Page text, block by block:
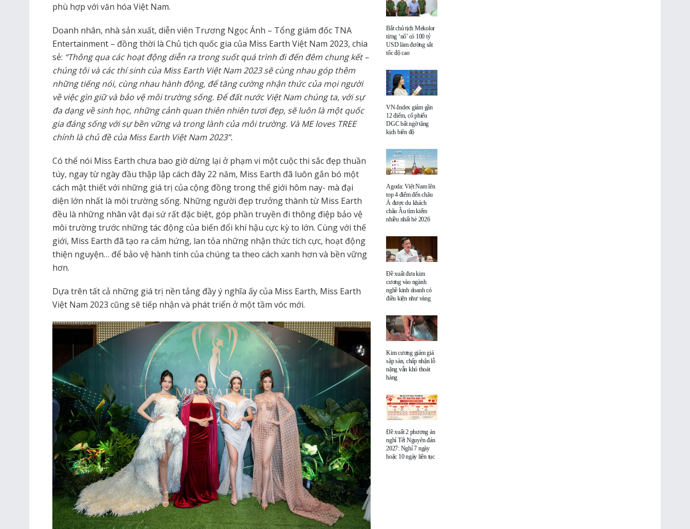
phù hợp với văn hóa Việt Nam.
Doanh nhân, nhà sản xuất, diễn viên Trương Ngọc Ánh – Tổng giám đốc TNA
Entertainment – đồng thời là Chủ tịch quốc gia của Miss Earth Việt Nam 2023, chia
sẻ: “Thông qua các hoạt động diễn ra trong suốt quá trình đi đến đêm chung kết –
chúng tôi và các thí sinh của Miss Earth Việt Nam 2023 sẽ cùng nhau góp thêm
những tiếng nói, cùng nhau hành động, để tăng cường nhận thức của mọi người
về việc gìn giữ và bảo vệ môi trường sống. Để đất nước Việt Nam chúng ta, với sự
đa dạng về sinh học, những cảnh quan thiên nhiên tươi đẹp, sẽ luôn là một quốc
gia đáng sống với sự bền vững và trong lành của môi trường. Và ME loves TREE
chính là chủ đề của Miss Earth Việt Nam 2023”.
Có thể nói Miss Earth chưa bao giờ dừng lại ở phạm vi một cuộc thi sắc đẹp thuần
túy, ngay từ ngày đầu thập lập cách đây 22 năm, Miss Earth đã luôn gắn bó một
cách mật thiết với những giá trị của cộng đồng trong thế giới hôm nay- mà đại
diện lớn nhất là môi trường sống. Những người đẹp trưởng thành từ Miss Earth
đều là những nhân vật đại sứ rất đặc biệt, góp phần truyền đi thông điệp bảo vệ
môi trường trước những tác động của biến đổi khí hậu cực kỳ to lớn. Cùng với thế
giới, Miss Earth đã tạo ra cảm hứng, lan tỏa những nhận thức tích cực, hoạt động
thiện nguyện… để bảo vệ hành tinh của chúng ta theo cách xanh hơn và bền vững
hơn.
Dựa trên tất cả những giá trị nền tảng đầy ý nghĩa ấy của Miss Earth, Miss Earth
Việt Nam 2023 cũng sẽ tiếp nhận và phát triển ở một tầm vóc mới.
Bắt chủ tịch Mekolor
từng ‘nổ’ có 100 tỷ
USD làm đường sắt
tốc độ cao
VN-Index giảm gần
12 điểm, cổ phiếu
DGC bất ngờ tăng
kịch biên độ
Agoda: Việt Nam lên
top 4 điểm đến châu
Á được du khách
châu Âu tìm kiếm
nhiều nhất hè 2026
Đề xuất đưa kim
cương vào ngành
nghề kinh doanh có
điều kiện như vàng
Kim cương giảm giá
sập sàn, chấp nhận lỗ
nặng vẫn khó thoát
hàng
Đề xuất 2 phương án
nghỉ Tết Nguyên đán
2027: Nghỉ 7 ngày
hoặc 10 ngày liên tục